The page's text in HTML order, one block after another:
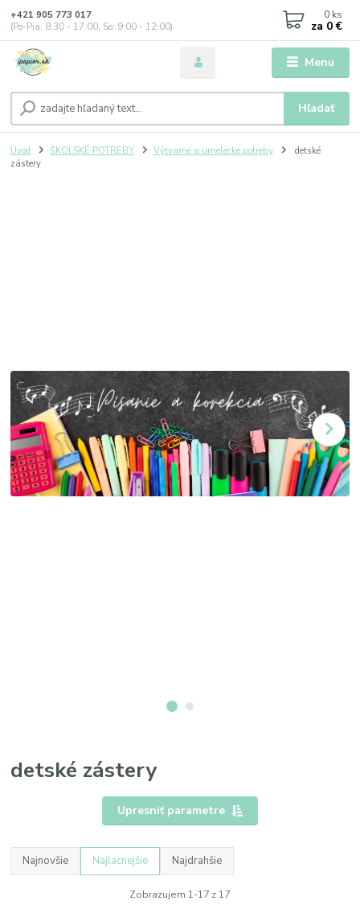
Menu
Hľadať
+421 905 773 017
(Po-Pia, 8:30 - 17:00, So: 9:00 - 12:00)
0 ks
za 0 €
Úvod ŠKOLSKÉ POTREBY Výtvarné a umelecké potreby
detské
zástery
detské zástery
Upresniť parametre
Najnovšie Najlacnejšie Najdrahšie
Zobrazujem 1-17 z 17